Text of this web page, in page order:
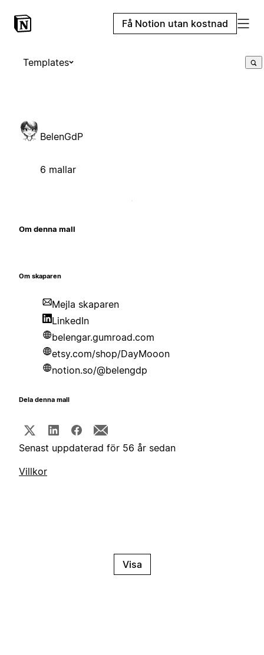
Få Notion utan kostnad
Templates
BelenGdP
6 mallar
Om denna mall
Om skaparen
Mejla skaparen
LinkedIn
belengar.gumroad.com
etsy.com/shop/DayMooon
notion.so/@belengdp
Dela denna mall
Senast uppdaterad för 56 år sedan
Villkor
Visa